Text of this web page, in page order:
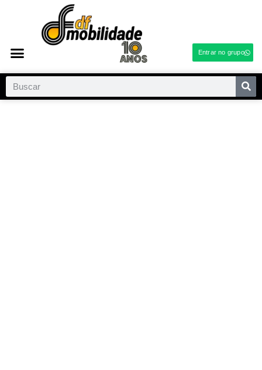
Entrar no grupo